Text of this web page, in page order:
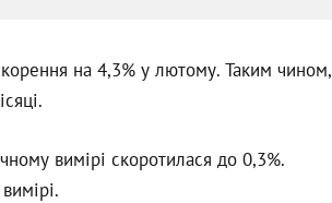
на 4,3% у лютому. Таким чином,
вимірі скоротилася до 0,3%.